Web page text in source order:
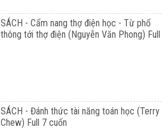
SÁCH - Cẩm nang thợ điện học - Từ phổ
thông tới thợ điện (Nguyễn Văn Phong) Full
SÁCH - Đánh thức tài năng toán học (Terry
Chew) Full 7 cuốn